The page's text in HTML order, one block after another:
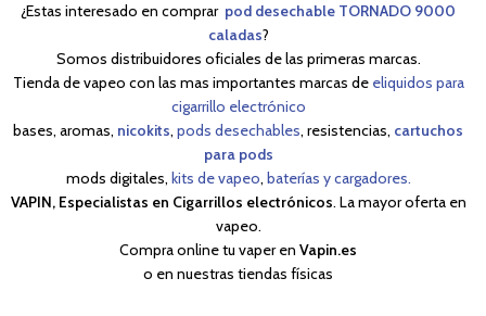
¿Estas interesado en comprar pod desechable TORNADO 9000
caladas?
Somos distribuidores oficiales de las primeras marcas.
Tienda de vapeo con las mas importantes marcas de eliquidos para
cigarrillo electrónico
bases, aromas, nicokits, pods desechables, resistencias, cartuchos
para pods
mods digitales, kits de vapeo, baterías y cargadores.
VAPIN, Especialistas en Cigarrillos electrónicos. La mayor oferta en
vapeo.
Compra online tu vaper en Vapin.es
o en nuestras tiendas físicas